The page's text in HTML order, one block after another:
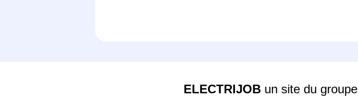
ELECTRIJOBun site du groupe